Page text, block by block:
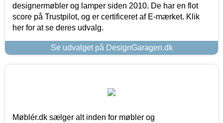
designermøbler og lamper siden 2010. De har en flot
score på Trustpilot, og er certificeret af E-mærket. Klik
her for at se deres udvalg.
Se udvalget på DesignGaragen.dk
Møblér.dk sælger alt inden for møbler og